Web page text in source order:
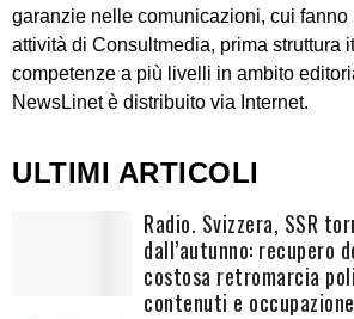
garanzie nelle comunicazioni, cui fanno
attività di Consultmedia, prima struttura
competenze a più livelli in ambito
NewsLinet è distribuito via Internet.
ULTIMI ARTICOLI
Radio. Svizzera, SSR
dall’autunno: recupero
costosa retromarcia
contenuti e